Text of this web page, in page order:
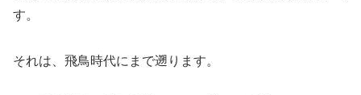
す。
それは、飛鳥時代にまで遡ります。